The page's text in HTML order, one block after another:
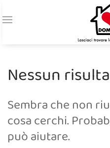
Nessun
Sembra che non
cosa cerchi.
può aiutare.